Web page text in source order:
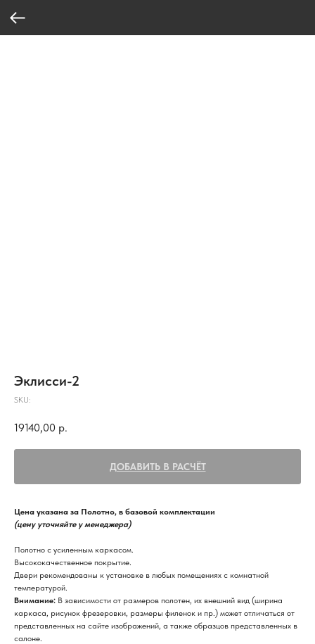
Эклисси-2
SKU:
19140,00 р.
ДОБАВИТЬ В РАСЧЁТ
Цена указана за Полотно, в базовой комплектации
(цену уточняйте у менеджера)
Полотно с усиленным каркасом.
Высококачественное покрытие.
Двери рекомендованы к установке в любых помещениях с комнатной
температурой.
Внимание: В зависимости от размеров полотен, их внешний вид (ширина
каркаса, рисунок фрезеровки, размеры филенок и пр.) может отличаться от
представленных на сайте изображений, а также образцов представленных в
салоне.